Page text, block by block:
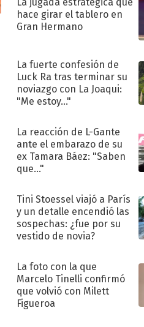
hace girar el tablero en
Gran Hermano
La fuerte confesión de
Luck Ra tras terminar su
noviazgo con La Joaqui:
"Me estoy..."
La reacción de L-Gante
ante el embarazo de su
ex Tamara Báez: "Saben
que..."
Tini Stoessel viajó a París
y un detalle encendió las
sospechas: ¿fue por su
vestido de novia?
La foto con la que
Marcelo Tinelli confirmó
que volvió con Milett
Figueroa